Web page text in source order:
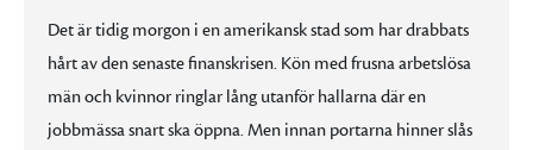
Det är tidig morgon i en amerikansk stad som har drabbats
hårt av den senaste finanskrisen. Kön med frusna arbetslösa
män och kvinnor ringlar lång utanför hallarna där en
jobbmässa snart ska öppna. Men innan portarna hinner slås